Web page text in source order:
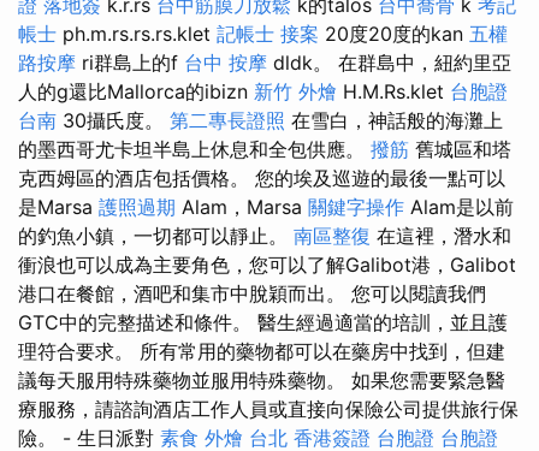
證 落地簽 k.r.rs 台中筋膜刀放鬆 k的talos 台中喬骨 k 考記
帳士 ph.m.rs.rs.rs.klet 記帳士 接案 20度20度的kan 五權
路按摩 ri群島上的f 台中 按摩 dldk。 在群島中，紐約里亞
人的g還比Mallorca的ibizn 新竹 外燴 H.M.Rs.klet 台胞證
台南 30攝氏度。 第二專長證照 在雪白，神話般的海灘上
的墨西哥尤卡坦半島上休息和全包供應。 撥筋 舊城區和塔
克西姆區的酒店包括價格。 您的埃及巡遊的最後一點可以
是Marsa 護照過期 Alam，Marsa 關鍵字操作 Alam是以前
的釣魚小鎮，一切都可以靜止。 南區整復 在這裡，潛水和
衝浪也可以成為主要角色，您可以了解Galibot港，Galibot
港口在餐館，酒吧和集市中脫穎而出。 您可以閱讀我們
GTC中的完整描述和條件。 醫生經過適當的培訓，並且護
理符合要求。 所有常用的藥物都可以在藥房中找到，但建
議每天服用特殊藥物並服用特殊藥物。 如果您需要緊急醫
療服務，請諮詢酒店工作人員或直接向保險公司提供旅行保
險。 - 生日派對 素食 外燴 台北 香港簽證 台胞證 台胞證